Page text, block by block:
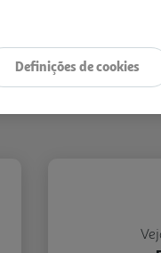
Vamos
Definições de cookies